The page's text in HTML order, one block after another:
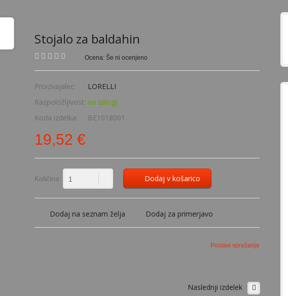
Stojalo za baldahin
Ocena: Še ni ocenjeno
Proizvajalec:
LORELLI
Razpoložljivost: na zalogi
Koda izdelka:
BE1018001
19,52 €
Količina: Dodaj v košarico
Dodaj na seznam želja Dodaj za primerjavo
Postavi vprašanje
Naslednji izdelek